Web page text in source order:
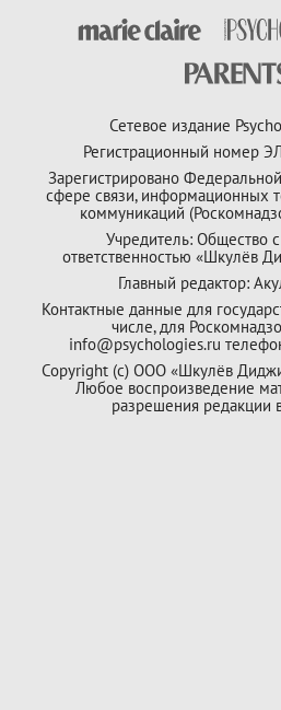
Сетевое издание
Регистрационный номер
Зарегистрировано
сфере связи, информационных
коммуникаций
Учредитель: Общество
ответственностью «Шкулёв
Главный редактор:
Контактные данные для
числе, для
info@psychologies.ru
Copyright (с) ООО «Шкулёв
Любое воспроизведение
разрешения редакции